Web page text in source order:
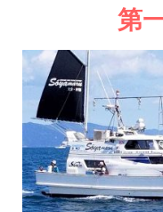
第